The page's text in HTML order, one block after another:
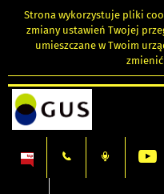
Strona wykorzystuje pliki
zmiany ustawień Twojej
umieszczane w Twoim